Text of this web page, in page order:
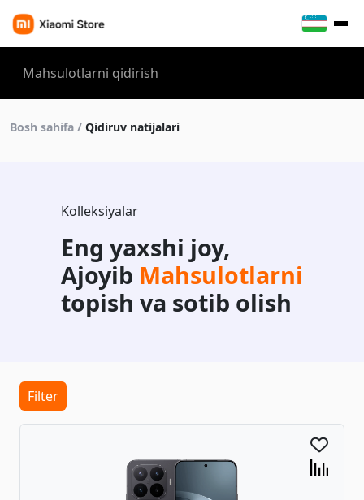
Bosh sahifa / Qidiruv natijalari
Kolleksiyalar
Eng yaxshi joy,
Ajoyib Mahsulotlarni
topish va sotib olish
Filter